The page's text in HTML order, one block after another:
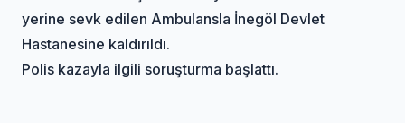
yerine sevk edilen Ambulansla İnegöl Devlet
Hastanesine kaldırıldı.
Polis kazayla ilgili soruşturma başlattı.